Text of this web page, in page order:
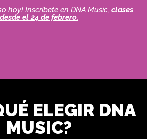
hoy! Inscríbete en DNA Music, clases
desde el 24 de febrero.
ELEGIR DNA
MUSIC?